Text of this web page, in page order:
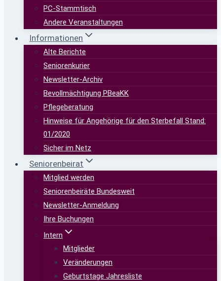
PC-Stammtisch
Andere Veranstaltungen
Informationen
Alte Berichte
Seniorenkurier
Newsletter-Archiv
Bevollmächtigung PBeaKK
Pflegeberatung
Hinweise für Angehörige für den Sterbefall Stand:
01/2020
Sicher im Netz
Seniorenbeirat
Mitglied werden
Seniorenbeiräte Bundesweit
Newsletter-Anmeldung
Ihre Buchungen
Intern
Mitglieder
Veränderungen
Geburtstage Jahresliste